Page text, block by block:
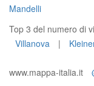
Mandelli
Top 3 del numero di
Villanova
|
www.mappa-italia.it